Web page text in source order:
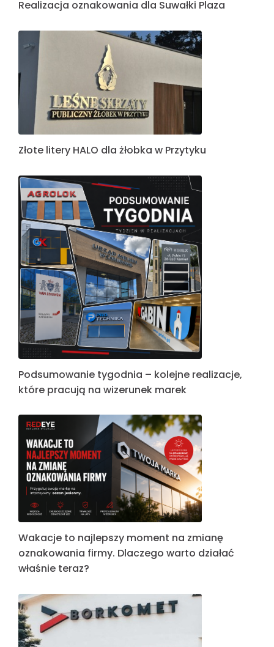
Realizacja oznakowania dla Suwałki Plaza
Złote litery HALO dla żłobka w Przytyku
Podsumowanie tygodnia – kolejne realizacje,
które pracują na wizerunek marek
Wakacje to najlepszy moment na zmianę
oznakowania firmy. Dlaczego warto działać
właśnie teraz?